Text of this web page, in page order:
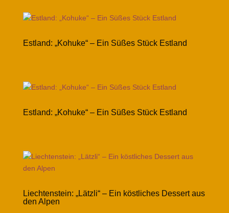
Estland: „Kohuke“ – Ein Süßes Stück Estland
Estland: „Kohuke“ – Ein Süßes Stück Estland
Liechtenstein: „Lätzli“ – Ein köstliches Dessert aus
den Alpen